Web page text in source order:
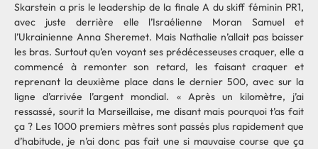
Skarstein a pris le leadership de la finale A du skiff féminin PR1,
avec juste derrière elle l’Israélienne Moran Samuel et
l’Ukrainienne Anna Sheremet. Mais Nathalie n’allait pas baisser
les bras. Surtout qu’en voyant ses prédécesseuses craquer, elle a
commencé à remonter son retard, les faisant craquer et
reprenant la deuxième place dans le dernier 500, avec sur la
ligne d’arrivée l’argent mondial. « Après un kilomètre, j’ai
ressassé, sourit la Marseillaise, me disant mais pourquoi t’as fait
ça ? Les 1000 premiers mètres sont passés plus rapidement que
d’habitude, je n’ai donc pas fait une si mauvaise course que ça